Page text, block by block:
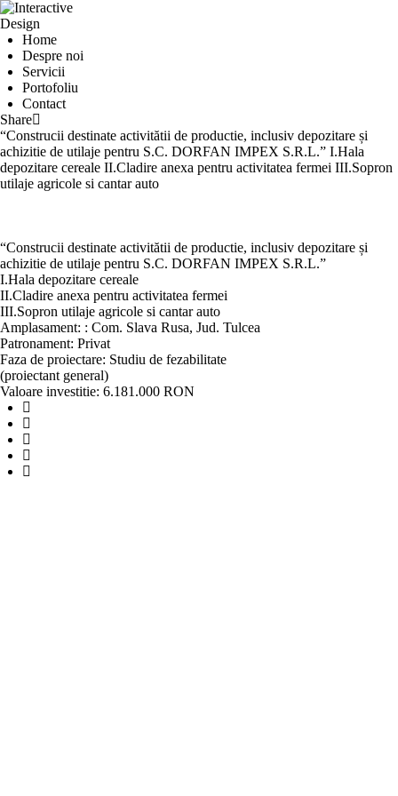
Home
Despre noi
Servicii
Portofoliu
Contact
Share
“Construcii destinate activitătii de productie, inclusiv depozitare și
achizitie de utilaje pentru S.C. DORFAN IMPEX S.R.L.” I.Hala
depozitare cereale II.Cladire anexa pentru activitatea fermei III.Sopron
utilaje agricole si cantar auto
“Construcii destinate activitătii de productie, inclusiv depozitare și
achizitie de utilaje pentru S.C. DORFAN IMPEX S.R.L.”
I.Hala depozitare cereale
II.Cladire anexa pentru activitatea fermei
III.Sopron utilaje agricole si cantar auto
Amplasament: : Com. Slava Rusa, Jud. Tulcea
Patronament: Privat
Faza de proiectare: Studiu de fezabilitate
(proiectant general)
Valoare investitie: 6.181.000 RON